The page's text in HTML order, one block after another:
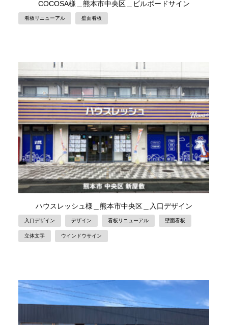
COCOSA様＿熊本市中央区＿ビルボードサイン
看板リニューアル 壁面看板
ハウスレッシュ様＿熊本市中央区＿入口デザイン
入口デザイン デザイン 看板リニューアル 壁面看板
立体文字 ウインドウサイン